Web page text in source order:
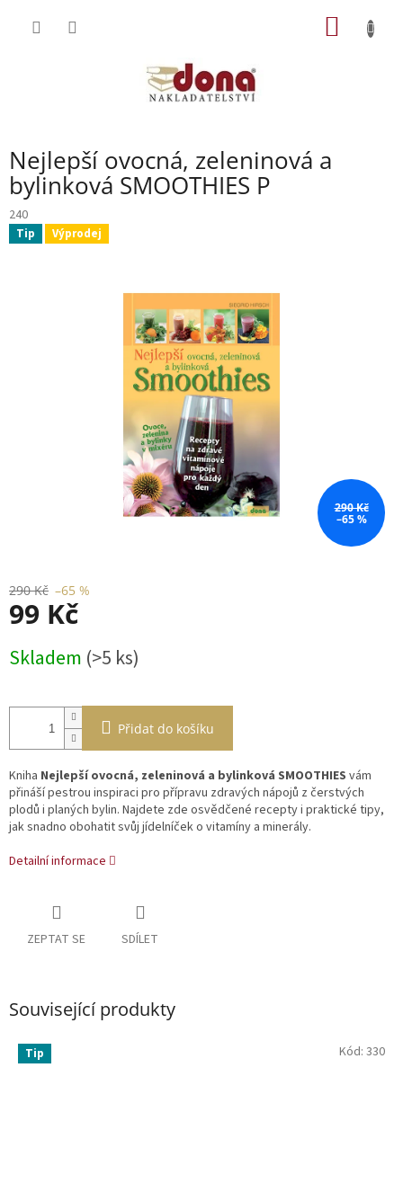
Nejlepší ovocná, zeleninová a
bylinková SMOOTHIES P
240
Tip Výprodej
290 Kč
–65 %
290 Kč –65 %
99 Kč
cena:
Skladem (>5 ks)
Přidat do košíku
Kniha Nejlepší ovocná, zeleninová a bylinková SMOOTHIES vám
přináší pestrou inspiraci pro přípravu zdravých nápojů z čerstvých
plodů i planých bylin. Najdete zde osvědčené recepty i praktické tipy,
jak snadno obohatit svůj jídelníček o vitamíny a minerály.
Detailní informace
ZEPTAT SE SDÍLET
Související produkty
Tip Kód: 330